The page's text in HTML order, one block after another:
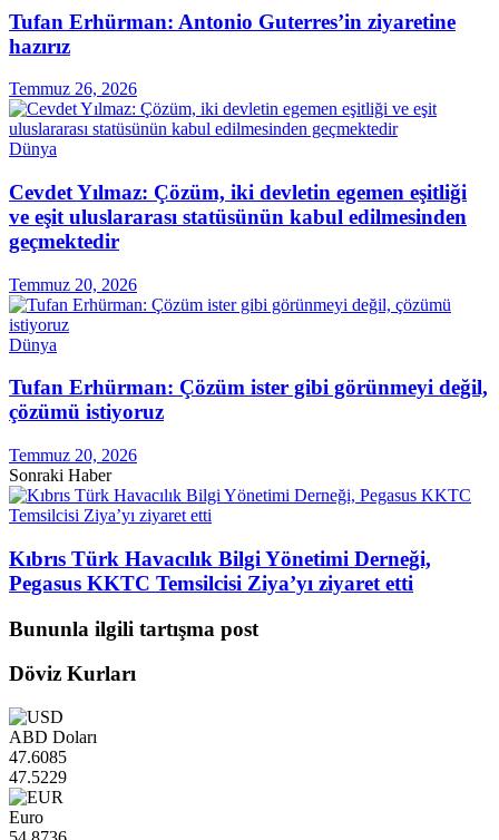
Tufan Erhürman: Antonio Guterres’in ziyaretine
hazırız
Temmuz 26, 2026
Dünya
Cevdet Yılmaz: Çözüm, iki devletin egemen eşitliği
ve eşit uluslararası statüsünün kabul edilmesinden
geçmektedir
Temmuz 20, 2026
Dünya
Tufan Erhürman: Çözüm ister gibi görünmeyi değil,
çözümü istiyoruz
Temmuz 20, 2026
Sonraki Haber
Kıbrıs Türk Havacılık Bilgi Yönetimi Derneği,
Pegasus KKTC Temsilcisi Ziya’yı ziyaret etti
Bununla ilgili tartışma post
Döviz Kurları
ABD Doları
47.6085
47.5229
Euro